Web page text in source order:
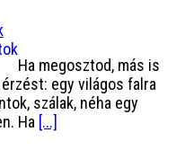
Ha megosztod, más is
egy világos falra
szálak, néha egy
Ha [...]